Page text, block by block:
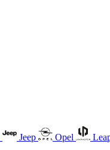
Jeep Opel